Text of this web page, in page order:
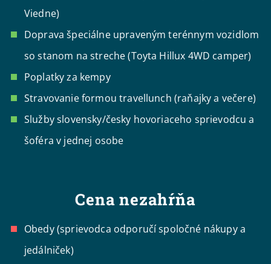
Viedne)
Doprava špeciálne upraveným terénnym vozidlom
so stanom na streche (Toyta Hillux 4WD camper)
Poplatky za kempy
Stravovanie formou travellunch (raňajky a večere)
Služby slovensky/česky hovoriaceho sprievodcu a
šoféra v jednej osobe
Cena nezahŕňa
Obedy (sprievodca odporučí spoločné nákupy a
jedálniček)